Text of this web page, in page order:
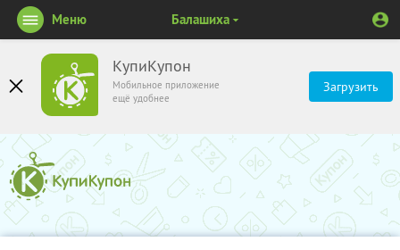
КупиКупон
Мобильное приложение
ещё удобнее
Загрузить
Меню Балашиха